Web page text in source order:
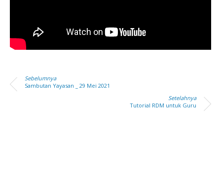
Sebelumnya
Sambutan Yayasan _ 29 Mei 2021
Setelahnya
Tutorial RDM untuk Guru